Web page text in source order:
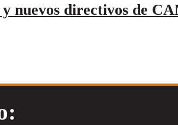
nuevos directivos de